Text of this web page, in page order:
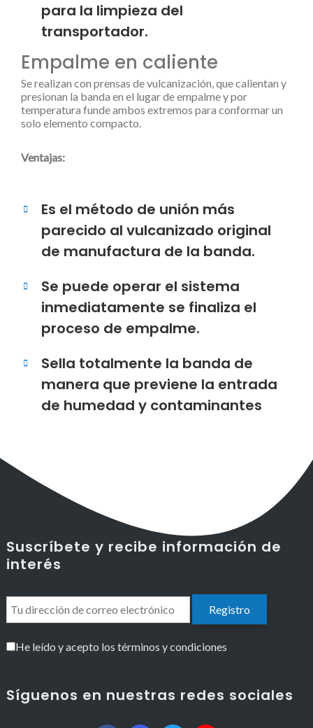
para la limpieza del
transportador.
Empalme en caliente
Se realizan con prensas de vulcanización, que calientan y
presionan la banda en el lugar de empalme y por
temperatura funde ambos extremos para conformar un
solo elemento compacto.
Ventajas:
Es el método de unión más
parecido al vulcanizado original
de manufactura de la banda.
Se puede operar el sistema
inmediatamente se finaliza el
proceso de empalme.
Sella totalmente la banda de
manera que previene la entrada
de humedad y contaminantes
Suscríbete y recibe información de
interés
He leído y acepto los términos y condiciones
Síguenos en nuestras redes sociales